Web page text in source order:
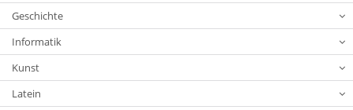
Geschichte
Informatik
Kunst
Latein